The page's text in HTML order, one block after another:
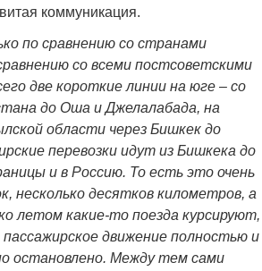
коммуникация.
по сравнению со странами
со всеми постсоветскими
две короткие линии на юге – со
до Оша и Джелалабада, на
области через Бишкек до
перевозки идут из Бишкека до
и в Россию. То есть это очень
несколько десятков километров, а
летом какие-то поезда курсируют,
движение полностью и
остановлено. Между тем сами